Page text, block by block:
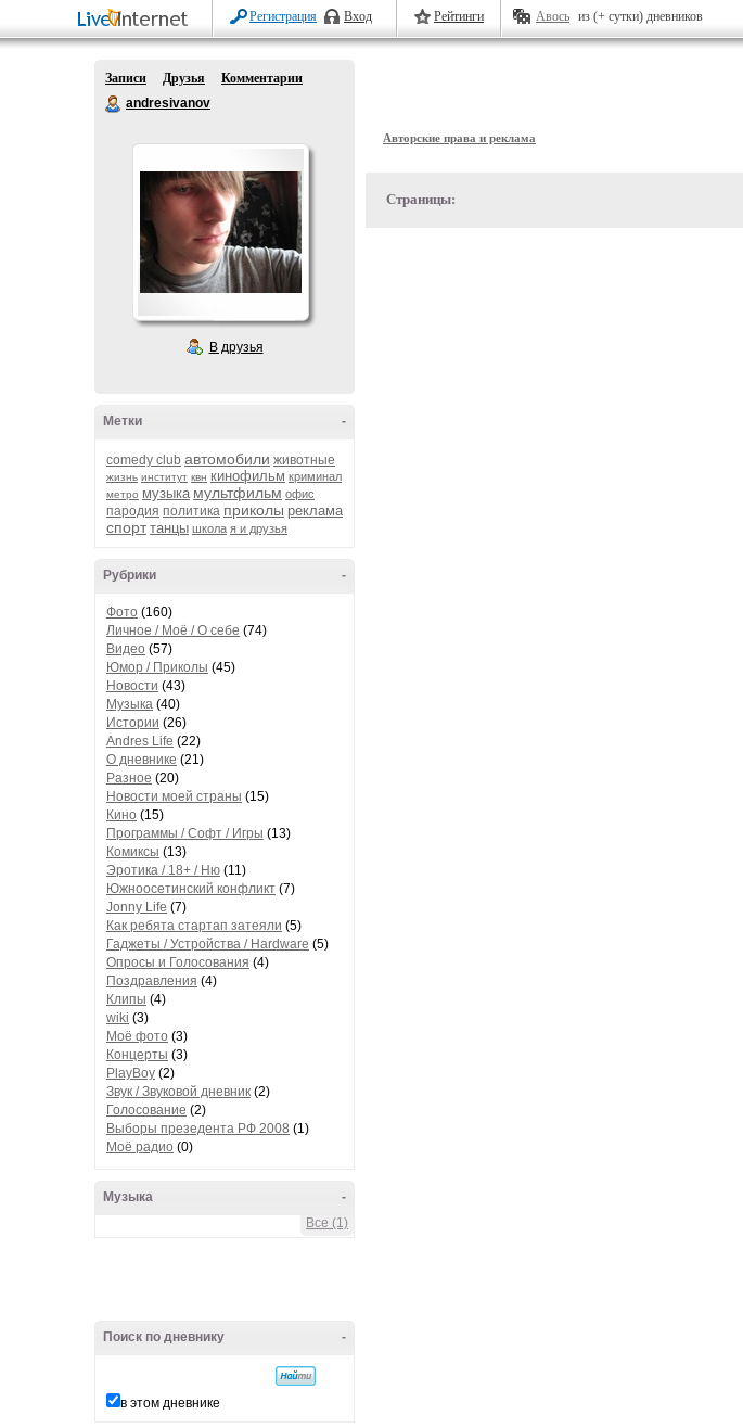
Регистрация Вход Рейтинги Авось из (+ сутки) дневников
Записи Друзья
Комментарии
andresivanov
В друзья
-
Метки
comedy club автомобили животные
жизнь институт квн кинофильм криминал
метро музыка мультфильм офис
пародия политика приколы реклама
спорт танцы школа я и друзья
-
Рубрики
Фото (160)
Личное / Моё / О себе (74)
Видео (57)
Юмор / Приколы (45)
Новости (43)
Музыка (40)
Истории (26)
Andres Life (22)
О дневнике (21)
Разное (20)
Новости моей страны (15)
Кино (15)
Программы / Софт / Игры (13)
Комиксы (13)
Эротика / 18+ / Ню (11)
Южноосетинский конфликт (7)
Jonny Life (7)
Как ребята стартап затеяли (5)
Гаджеты / Устройства / Hardware (5)
Опросы и Голосования (4)
Поздравления (4)
Клипы (4)
wiki (3)
Моё фото (3)
Концерты (3)
PlayBoy (2)
Звук / Звуковой дневник (2)
Голосование (2)
Выборы презедента РФ 2008 (1)
Моё радио (0)
-
Музыка
Все (1)
-
Поиск по дневнику
в этом дневнике
Авторские права и реклама
Страницы: